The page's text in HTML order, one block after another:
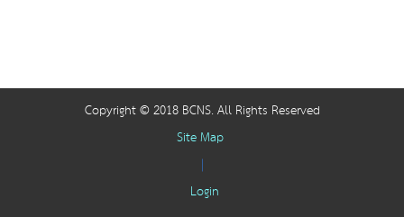
Copyright © 2018 BCNS. All Rights Reserved
Site Map
|
Login